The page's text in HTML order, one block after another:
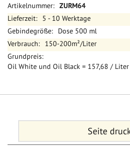
Mehr
Informationen
ZURM64
5 - 10 Werktage
Dose 500 ml
150-200m²/Liter
Oil White und Oil Black = 157,68 / Liter
Seite